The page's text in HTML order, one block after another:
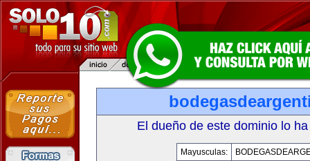
El dueño de este dominio lo
Mayusculas: